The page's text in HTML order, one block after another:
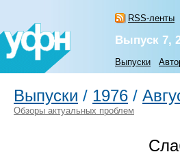
RSS-ленты
Выпуск 7,
Выпуски
Выпуски / 1976 /
Обзоры актуальных проблем